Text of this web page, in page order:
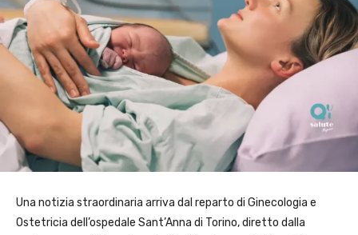
Una notizia straordinaria arriva dal reparto di Ginecologia e
Ostetricia dell’ospedale Sant’Anna di Torino, diretto dalla